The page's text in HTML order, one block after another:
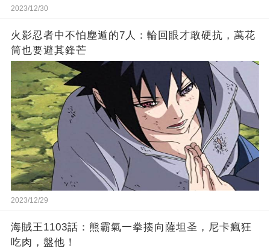
2023/12/30
火影忍者中不怕塵遁的7人：輪回眼才敢硬抗，萬花
筒也要避其鋒芒
2023/12/29
海賊王1103話：熊霸氣一拳揍向薩坦圣，尼卡瘋狂
吃肉，盤他！